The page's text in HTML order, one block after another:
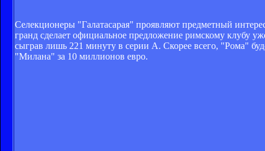
Селекционеры "Галатасарая" проявляют предметный
гранд сделает официальное предложение римскому клубу
сыграв лишь 221 минуту в серии А. Скорее всего, "Рома"
"Милана" за 10 миллионов евро.